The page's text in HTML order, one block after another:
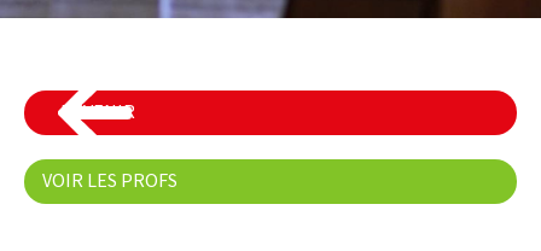
REVENIR
VOIR LES PROFS